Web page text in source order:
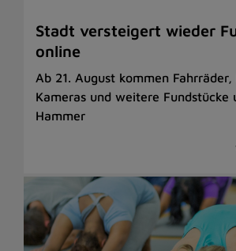
Stadt versteigert wieder
online
Ab 21. August kommen Fahrräder,
Kameras und weitere Fundstücke
Hammer